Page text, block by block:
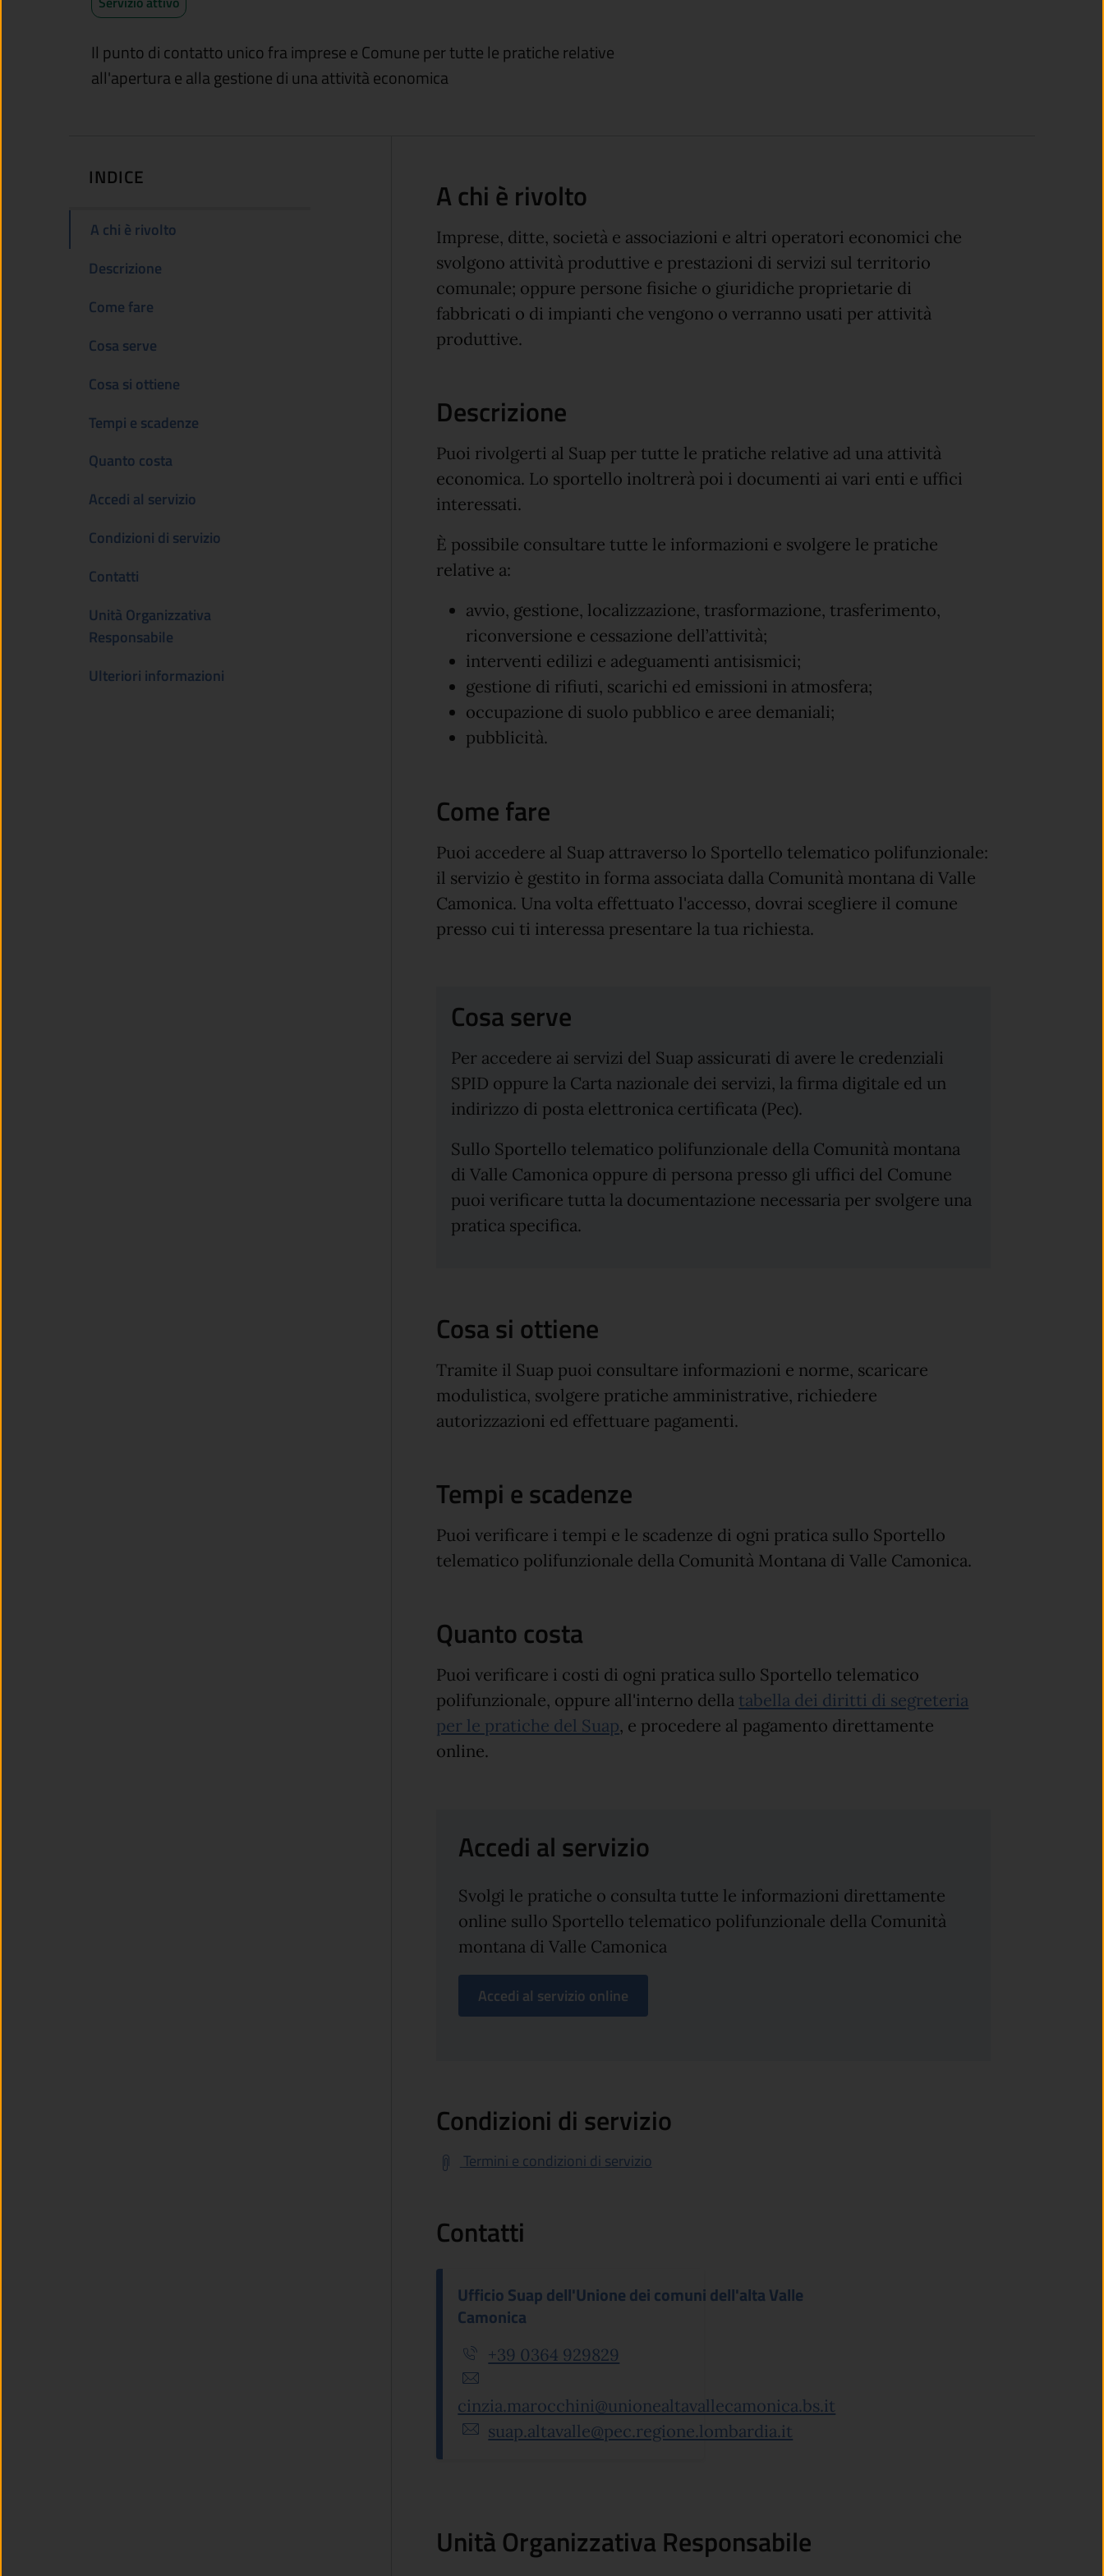
Il punto di contatto unico fra imprese e Comune per tutte le pratiche relative
all'apertura e alla gestione di una attività economica
INDICE
A chi è rivolto
Descrizione
Come fare
Cosa serve
Cosa si ottiene
Tempi e scadenze
Quanto costa
Accedi al servizio
Condizioni di servizio
Contatti
Unità Organizzativa
Responsabile
Ulteriori informazioni
A chi è rivolto
Imprese, ditte, società e associazioni e altri operatori economici che
svolgono attività produttive e prestazioni di servizi sul territorio
comunale; oppure persone fisiche o giuridiche proprietarie di
fabbricati o di impianti che vengono o verranno usati per attività
produttive.
Descrizione
Puoi rivolgerti al Suap per tutte le pratiche relative ad una attività
economica. Lo sportello inoltrerà poi i documenti ai vari enti e uffici
interessati.
È possibile consultare tutte le informazioni e svolgere le pratiche
relative a:
avvio, gestione, localizzazione, trasformazione, trasferimento,
riconversione e cessazione dell’attività;
interventi edilizi e adeguamenti antisismici;
gestione di rifiuti, scarichi ed emissioni in atmosfera;
occupazione di suolo pubblico e aree demaniali;
pubblicità.
Come fare
Puoi accedere al Suap attraverso lo Sportello telematico polifunzionale:
il servizio è gestito in forma associata dalla Comunità montana di Valle
Camonica. Una volta effettuato l'accesso, dovrai scegliere il comune
presso cui ti interessa presentare la tua richiesta.
Cosa serve
Per accedere ai servizi del Suap assicurati di avere le credenziali
SPID oppure la Carta nazionale dei servizi, la firma digitale ed un
indirizzo di posta elettronica certificata (Pec).
Sullo Sportello telematico polifunzionale della Comunità montana
di Valle Camonica oppure di persona presso gli uffici del Comune
puoi verificare tutta la documentazione necessaria per svolgere una
pratica specifica.
Cosa si ottiene
Tramite il Suap puoi consultare informazioni e norme, scaricare
modulistica, svolgere pratiche amministrative, richiedere
autorizzazioni ed effettuare pagamenti.
Tempi e scadenze
Puoi verificare i tempi e le scadenze di ogni pratica sullo Sportello
telematico polifunzionale della Comunità Montana di Valle Camonica.
Quanto costa
Puoi verificare i costi di ogni pratica sullo Sportello telematico
polifunzionale, oppure all'interno della tabella dei diritti di segreteria
per le pratiche del Suap, e procedere al pagamento direttamente
online.
Accedi al servizio
Svolgi le pratiche o consulta tutte le informazioni direttamente
online sullo Sportello telematico polifunzionale della Comunità
montana di Valle Camonica
Accedi al servizio online
Condizioni di servizio
Termini e condizioni di servizio
Contatti
Ufficio Suap dell'Unione dei comuni dell'alta Valle
Camonica
+39 0364 929829
cinzia.marocchini@unionealtavallecamonica.bs.it
suap.altavalle@pec.regione.lombardia.it
Unità Organizzativa Responsabile